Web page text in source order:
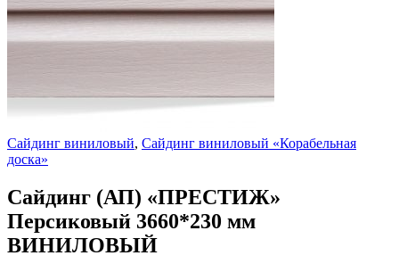
Сайдинг виниловый, Сайдинг виниловый «Корабельная
доска»
Сайдинг (АП) «ПРЕСТИЖ»
Персиковый 3660*230 мм
ВИНИЛОВЫЙ